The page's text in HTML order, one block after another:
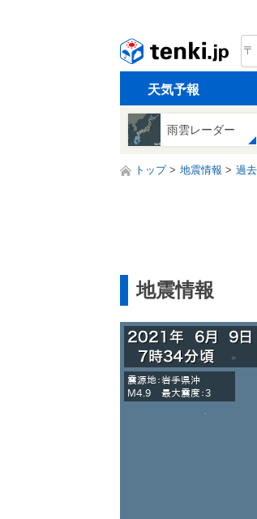
天気予報
雨雲レーダー
トップ 地震情報 過
地震情報